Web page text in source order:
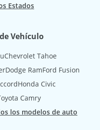
Estados
Vehículo
Chevrolet Tahoe
Dodge RamFord Fusion
Honda Civic
Camry
los modelos de auto